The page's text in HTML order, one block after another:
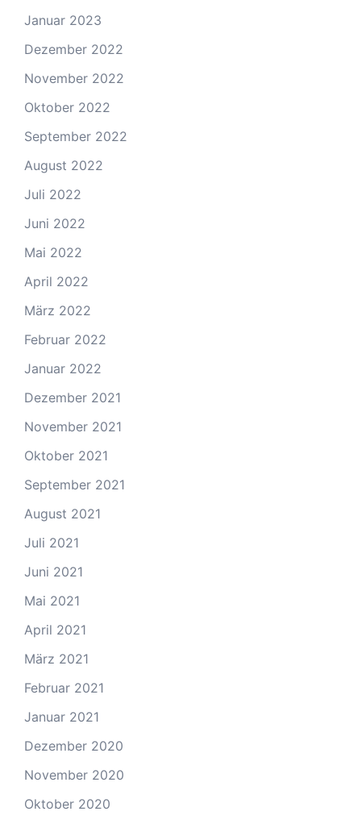
Januar 2023
Dezember 2022
November 2022
Oktober 2022
September 2022
August 2022
Juli 2022
Juni 2022
Mai 2022
April 2022
März 2022
Februar 2022
Januar 2022
Dezember 2021
November 2021
Oktober 2021
September 2021
August 2021
Juli 2021
Juni 2021
Mai 2021
April 2021
März 2021
Februar 2021
Januar 2021
Dezember 2020
November 2020
Oktober 2020